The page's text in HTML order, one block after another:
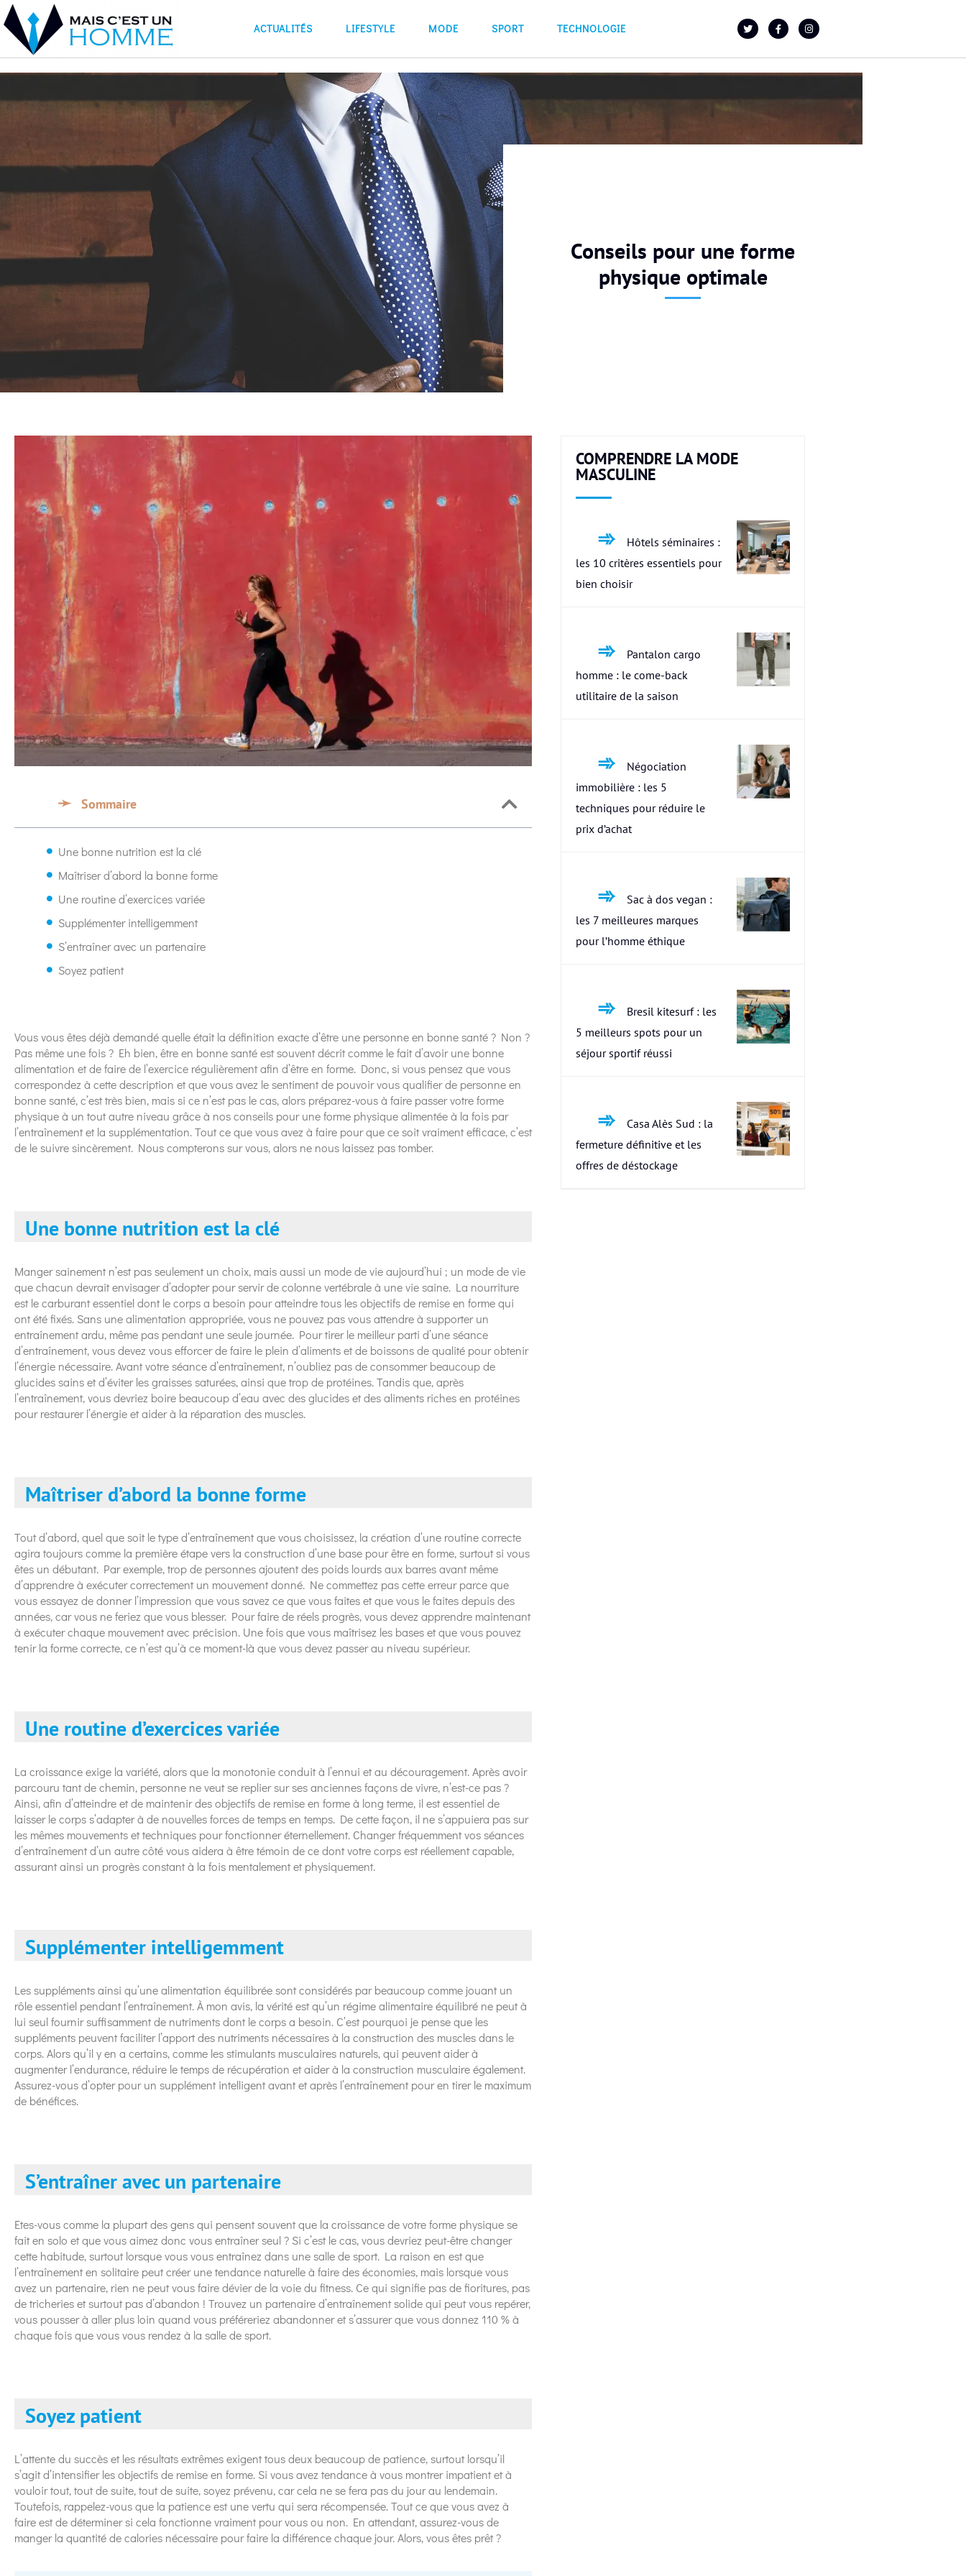
ACTUALITÉS LIFESTYLE MODE SPORT TECHNOLOGIE
Conseils pour une forme
physique optimale
Sommaire
Une bonne nutrition est la clé
Maîtriser d’abord la bonne forme
Une routine d’exercices variée
Supplémenter intelligemment
S’entraîner avec un partenaire
Soyez patient
Vous vous êtes déjà demandé quelle était la définition exacte d’être une personne en bonne santé ? Non ?
Pas même une fois ? Eh bien, être en bonne santé est souvent décrit comme le fait d’avoir une bonne
alimentation et de faire de l’exercice régulièrement afin d’être en forme. Donc, si vous pensez que vous
correspondez à cette description et que vous avez le sentiment de pouvoir vous qualifier de personne en
bonne santé, c’est très bien, mais si ce n’est pas le cas, alors préparez-vous à faire passer votre forme
physique à un tout autre niveau grâce à nos conseils pour une forme physique alimentée à la fois par
l’entraînement et la supplémentation. Tout ce que vous avez à faire pour que ce soit vraiment efficace, c’est
de le suivre sincèrement. Nous compterons sur vous, alors ne nous laissez pas tomber.
Une bonne nutrition est la clé
Manger sainement n’est pas seulement un choix, mais aussi un mode de vie aujourd’hui ; un mode de vie
que chacun devrait envisager d’adopter pour servir de colonne vertébrale à une vie saine. La nourriture
est le carburant essentiel dont le corps a besoin pour atteindre tous les objectifs de remise en forme qui
ont été fixés. Sans une alimentation appropriée, vous ne pouvez pas vous attendre à supporter un
entraînement ardu, même pas pendant une seule journée. Pour tirer le meilleur parti d’une séance
d’entraînement, vous devez vous efforcer de faire le plein d’aliments et de boissons de qualité pour obtenir
l’énergie nécessaire. Avant votre séance d’entraînement, n’oubliez pas de consommer beaucoup de
glucides sains et d’éviter les graisses saturées, ainsi que trop de protéines. Tandis que, après
l’entraînement, vous devriez boire beaucoup d’eau avec des glucides et des aliments riches en protéines
pour restaurer l’énergie et aider à la réparation des muscles.
Maîtriser d’abord la bonne forme
Tout d’abord, quel que soit le type d’entraînement que vous choisissez, la création d’une routine correcte
agira toujours comme la première étape vers la construction d’une base pour être en forme, surtout si vous
êtes un débutant. Par exemple, trop de personnes ajoutent des poids lourds aux barres avant même
d’apprendre à exécuter correctement un mouvement donné. Ne commettez pas cette erreur parce que
vous essayez de donner l’impression que vous savez ce que vous faites et que vous le faites depuis des
années, car vous ne feriez que vous blesser. Pour faire de réels progrès, vous devez apprendre maintenant
à exécuter chaque mouvement avec précision. Une fois que vous maîtrisez les bases et que vous pouvez
tenir la forme correcte, ce n’est qu’à ce moment-là que vous devez passer au niveau supérieur.
Une routine d’exercices variée
La croissance exige la variété, alors que la monotonie conduit à l’ennui et au découragement. Après avoir
parcouru tant de chemin, personne ne veut se replier sur ses anciennes façons de vivre, n’est-ce pas ?
Ainsi, afin d’atteindre et de maintenir des objectifs de remise en forme à long terme, il est essentiel de
laisser le corps s’adapter à de nouvelles forces de temps en temps. De cette façon, il ne s’appuiera pas sur
les mêmes mouvements et techniques pour fonctionner éternellement. Changer fréquemment vos séances
d’entraînement d’un autre côté vous aidera à être témoin de ce dont votre corps est réellement capable,
assurant ainsi un progrès constant à la fois mentalement et physiquement.
Supplémenter intelligemment
Les suppléments ainsi qu’une alimentation équilibrée sont considérés par beaucoup comme jouant un
rôle essentiel pendant l’entraînement. À mon avis, la vérité est qu’un régime alimentaire équilibré ne peut à
lui seul fournir suffisamment de nutriments dont le corps a besoin. C’est pourquoi je pense que les
suppléments peuvent faciliter l’apport des nutriments nécessaires à la construction des muscles dans le
corps. Alors qu’il y en a certains, comme les stimulants musculaires naturels, qui peuvent aider à
augmenter l’endurance, réduire le temps de récupération et aider à la construction musculaire également.
Assurez-vous d’opter pour un supplément intelligent avant et après l’entraînement pour en tirer le maximum
de bénéfices.
S’entraîner avec un partenaire
Etes-vous comme la plupart des gens qui pensent souvent que la croissance de votre forme physique se
fait en solo et que vous aimez donc vous entraîner seul ? Si c’est le cas, vous devriez peut-être changer
cette habitude, surtout lorsque vous vous entraînez dans une salle de sport. La raison en est que
l’entraînement en solitaire peut créer une tendance naturelle à faire des économies, mais lorsque vous
avez un partenaire, rien ne peut vous faire dévier de la voie du fitness. Ce qui signifie pas de fioritures, pas
de tricheries et surtout pas d’abandon ! Trouvez un partenaire d’entraînement solide qui peut vous repérer,
vous pousser à aller plus loin quand vous préféreriez abandonner et s’assurer que vous donnez 110 % à
chaque fois que vous vous rendez à la salle de sport.
Soyez patient
L’attente du succès et les résultats extrêmes exigent tous deux beaucoup de patience, surtout lorsqu’il
s’agit d’intensifier les objectifs de remise en forme. Si vous avez tendance à vous montrer impatient et à
vouloir tout, tout de suite, tout de suite, soyez prévenu, car cela ne se fera pas du jour au lendemain.
Toutefois, rappelez-vous que la patience est une vertu qui sera récompensée. Tout ce que vous avez à
faire est de déterminer si cela fonctionne vraiment pour vous ou non. En attendant, assurez-vous de
manger la quantité de calories nécessaire pour faire la différence chaque jour. Alors, vous êtes prêt ?
COMPRENDRE LA MODE
MASCULINE
Hôtels séminaires :
les 10 critères essentiels pour
bien choisir
Pantalon cargo
homme : le come-back
utilitaire de la saison
Négociation
immobilière : les 5
techniques pour réduire le
prix d’achat
Sac à dos vegan :
les 7 meilleures marques
pour l’homme éthique
Bresil kitesurf : les
5 meilleurs spots pour un
séjour sportif réussi
Casa Alès Sud : la
fermeture définitive et les
offres de déstockage